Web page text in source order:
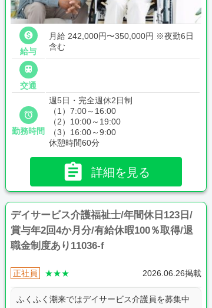

給与
月給 242,000円〜350,000円 ※夜勤6日
含む

交通

勤務時間
週5日・完全週休2日制
（1）7:00～16:00
（2）10:00～19:00
（3）16:00～9:00
休憩時間60分
 詳細を見る
デイサービス介護福祉士/年間休日123日/
賞与年2回4か月分/有給休暇100％取得/退
職金制度あり11036-f
正社員 ★★★ 2026.06.26掲載
ふくふく潮来ではデイサービス介護員を募集中